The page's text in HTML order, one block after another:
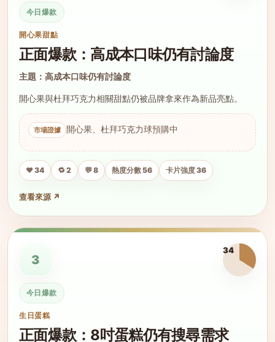
今日爆款
開心果甜點
正面爆款：高成本口味仍有討論度
主題：高成本口味仍有討論度
開心果與杜拜巧克力相關甜點仍被品牌拿來作為新品亮點。
開心果、杜拜巧克力球預購中
❤️ 34 🔁 2 💬 8 熱度分數 56 卡片強度 36
查看來源 ↗
3
34
今日爆款
生日蛋糕
正面爆款：8吋蛋糕仍有搜尋需求